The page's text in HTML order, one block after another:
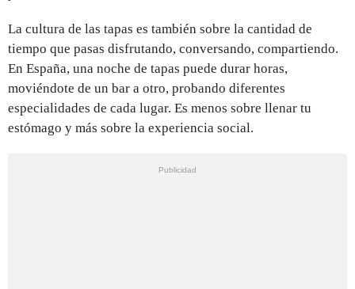
La cultura de las tapas es también sobre la cantidad de
tiempo que pasas disfrutando, conversando, compartiendo.
En España, una noche de tapas puede durar horas,
moviéndote de un bar a otro, probando diferentes
especialidades de cada lugar. Es menos sobre llenar tu
estómago y más sobre la experiencia social.